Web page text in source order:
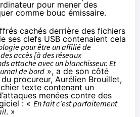
pour mener des
comme bouc émissaire.
cachés derrière des fichiers
ses clefs USB contenaient cela
pour être un affilié de
accès [à des réseaux
attache avec un blanchisseur. Et
de bord », a de son côté
procureur, Aurélien Brouillet,
texte contenant un
menées contre des
: « En fait c’est parfaitement
. »